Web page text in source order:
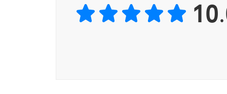
촌마을의 일반적인 상황이다. 얼마 뒤에 녹차를
상한 느낌이 들어 질문을 했다. “술은 어디서 사